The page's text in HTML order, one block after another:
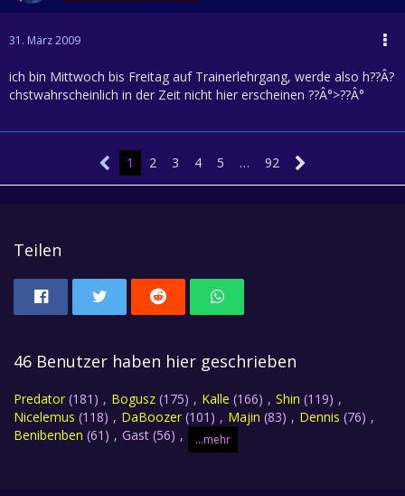
31. März 2009
ich bin Mittwoch bis Freitag auf Trainerlehrgang, werde also h??Â?
chstwahrscheinlich in der Zeit nicht hier erscheinen ??Â°>??Â°
1 2 3 4 5 … 92
Teilen
46 Benutzer haben hier geschrieben
Predator (181) Bogusz (175) Kalle (166) Shin (119)
Nicelemus (118) DaBoozer (101) Majin (83) Dennis (76)
Benibenben (61) Gast (56) ...mehr